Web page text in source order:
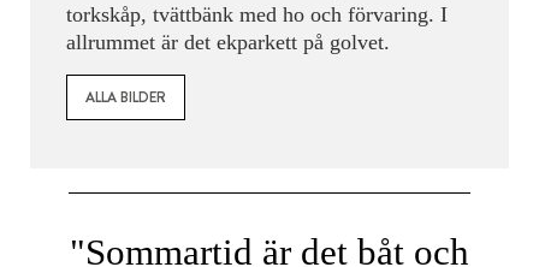
torkskåp, tvättbänk med ho och förvaring. I
allrummet är det ekparkett på golvet.
ALLA BILDER
"Sommartid är det båt och